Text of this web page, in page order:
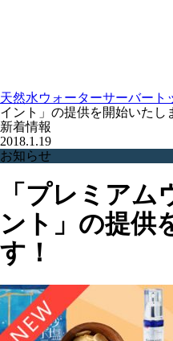
天然水ウォーターサーバート
イント」の提供を開始いたし
新着情報
2018.1.19
お知らせ
「プレミアム
ント」の提供
す！